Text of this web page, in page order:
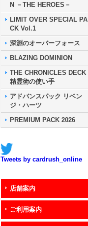
N －THE HEROES－
LIMIT OVER SPECIAL PA
CK Vol.1
深淵のオーバーフォース
BLAZING DOMINION
THE CHRONICLES DECK
精霊術の使い手
アドバンスパック リベン
ジ・ハーツ
PREMIUM PACK 2026
Tweets by cardrush_online
店舗案内
ご利用案内